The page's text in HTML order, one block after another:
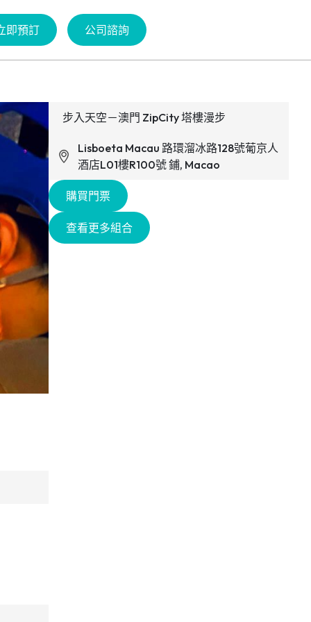
即預訂 公司諮詢
步入天空－澳門 ZipCity 塔樓漫步
Lisboeta Macau 路環溜冰路128號葡京人
酒店L01樓R100號 鋪, Macao
購買門票
查看更多組合